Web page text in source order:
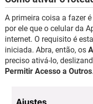
A primeira coisa a fazer
por ele que o celular da
internet. O requisito é
iniciada. Abra, então, os
preciso ativá-lo,
Permitir Acesso a Outros.